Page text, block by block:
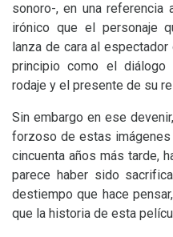
sonoro-, en una referencia
irónico que el personaje
lanza de cara al
principio como el
rodaje y el presente de su
Sin embargo en ese
forzoso de estas
cincuenta años más tarde,
parece haber sido
destiempo que hace
que la historia de esta